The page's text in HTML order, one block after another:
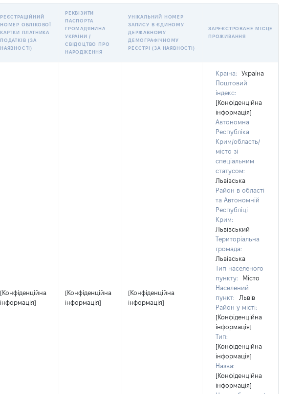
РЕЄСТРАЦІЙНИЙ
НОМЕР ОБЛІКОВОЇ
КАРТКИ ПЛАТНИКА
ПОДАТКІВ (ЗА
НАЯВНОСТІ)
РЕКВІЗИТИ
ПАСПОРТА
ГРОМАДЯНИНА
УКРАЇНИ /
СВІДОЦТВО ПРО
НАРОДЖЕННЯ
УНІКАЛЬНИЙ НОМЕР
ЗАПИСУ В ЄДИНОМУ
ДЕРЖАВНОМУ
ДЕМОГРАФІЧНОМУ
РЕЄСТРІ (ЗА НАЯВНОСТІ)
ЗАРЕЄСТРОВАНЕ МІСЦЕ
ПРОЖИВАННЯ
[Конфіденційна
інформація]
[Конфіденційна
інформація]
[Конфіденційна
інформація]
Країна:
Україна
Поштовий
індекс:
[Конфіденційна
інформація]
Автономна
Республіка
Крим/область/
місто зі
спеціальним
статусом:
Львівська
Район в області
та Автономній
Республіці
Крим:
Львівський
Територіальна
громада:
Львівська
Тип населеного
пункту:
Місто
Населений
пункт:
Львів
Район у місті:
[Конфіденційна
інформація]
Тип:
[Конфіденційна
інформація]
Назва:
[Конфіденційна
інформація]